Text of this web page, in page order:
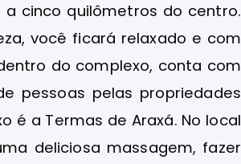
a cinco quilômetros do centro.
você ficará relaxado e com
do complexo, conta com
pessoas pelas propriedades
é a Termas de Araxá. No local
deliciosa massagem, fazer